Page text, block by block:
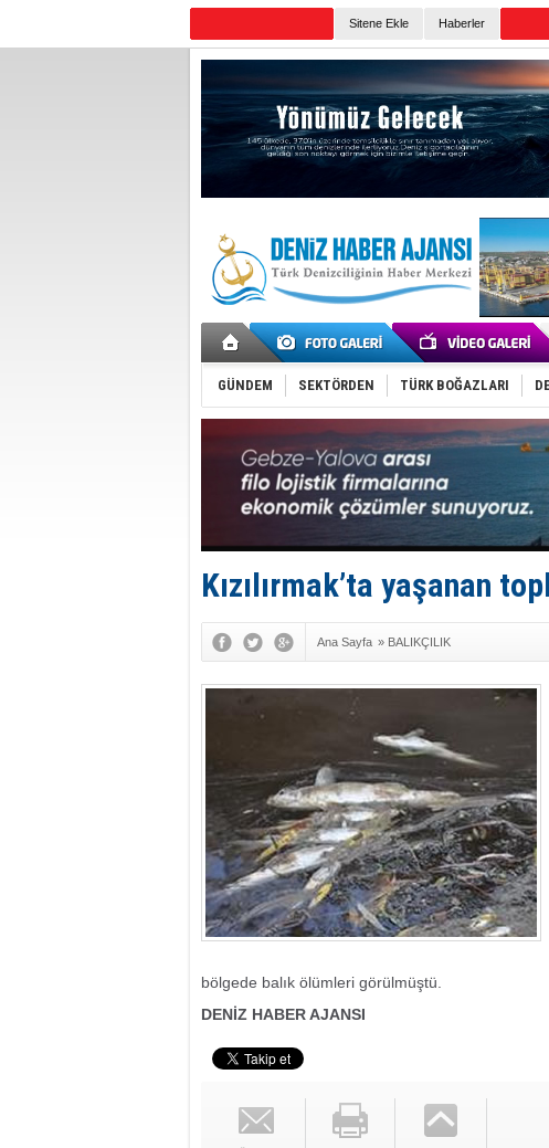
Sitene Ekle Haberler
GÜNDEM SEKTÖRDEN TÜRK BOĞAZLARI
Kızılırmak’ta yaşanan
Ana Sayfa » BALIKÇILIK
bölgede balık ölümleri görülmüştü.
DENİZ HABER AJANSI